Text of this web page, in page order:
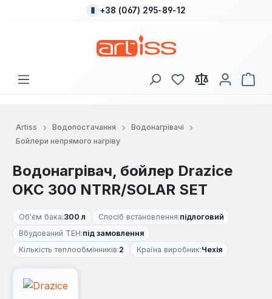
Перейти до основного вмісту
+38 (067) 295-89-12
У вас є 0 у списку
Artiss Водопостачання
Водонагрівачі
Бойлери непрямого нагріву
Водонагрівач, бойлер Drazice
OKC 300 NTRR/SOLAR SET
Об'єм бака:300 л Спосіб встановлення:підлоговий
Вбудований ТЕН:під замовлення
Кількість теплообмінників:2 Країна виробник:Чехія